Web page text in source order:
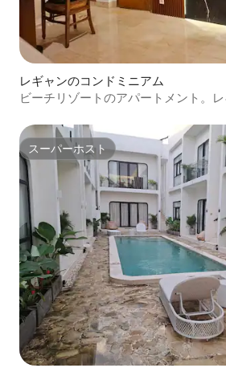
レギャンのコンドミニアム
ビーチリゾートのアパートメント。
スーパーホスト
スーパーホスト